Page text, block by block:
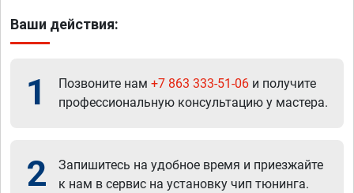
Ваши действия:
1 Позвоните нам +7 863 333-51-06 и получите
профессиональную консультацию у мастера.
2
Запишитесь на удобное время и приезжайте
к нам в сервис на установку чип тюнинга.